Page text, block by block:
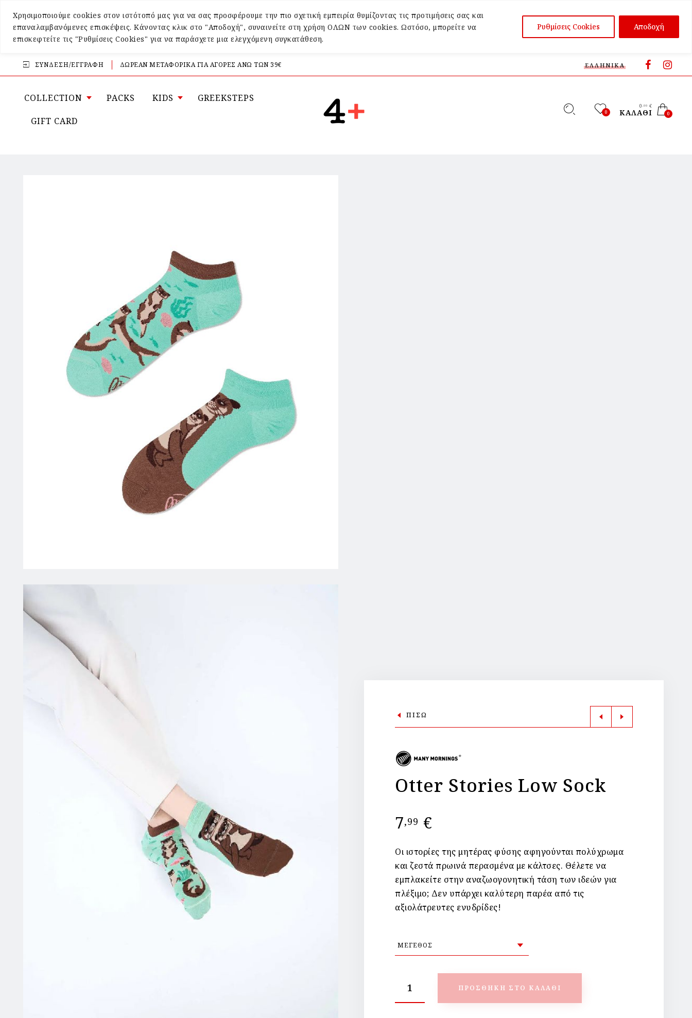
Χρησιμοποιούμε cookies στον ιστότοπό μας για να σας προσφέρουμε την πιο σχετική εμπειρία θυμίζοντας τις προτιμήσεις σας και
επαναλαμβανόμενες επισκέψεις. Κάνοντας κλικ στο "Αποδοχή", συναινείτε στη χρήση ΟΛΩΝ των cookies. Ωστόσο, μπορείτε να
επισκεφτείτε τις "Ρυθμίσεις Cookies" για να παράσχετε μια ελεγχόμενη συγκατάθεση.
Ρυθμίσεις Cookies Αποδοχή
ΣΎΝΔΕΣΗ/ΕΓΓΡΑΦΉ ΔΩΡΕΑΝ ΜΕΤΑΦΟΡΙΚΑ ΓΙΑ ΑΓΟΡΕΣ ΑΝΩ ΤΩΝ 39€ ΕΛΛΗΝΙΚΆ
COLLECTION PACKS KIDS GREEKSTEPS
GIFT CARD
0
0 ,00 €
ΚΑΛΆΘΙ 0
ΠΙΣΩ
Otter Stories Low Sock
7,99 €
Οι ιστορίες της μητέρας φύσης αφηγούνται πολύχρωμα
και ζεστά πρωινά περασμένα με κάλτσες. Θέλετε να
εμπλακείτε στην αναζωογονητική τάση των ιδεών για
πλέξιμο; Δεν υπάρχει καλύτερη παρέα από τις
αξιολάτρευτες ενυδρίδες!
ΠΡΟΣΘΉΚΗ ΣΤΟ ΚΑΛΆΘΙ